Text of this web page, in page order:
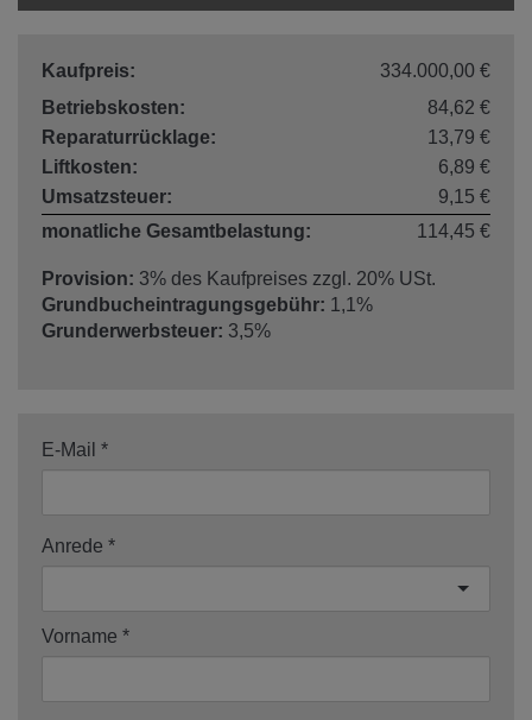
Kaufpreis:
334.000,00 €
Betriebskosten:
84,62 €
Reparaturrücklage:
13,79 €
Liftkosten:
6,89 €
Umsatzsteuer:
9,15 €
monatliche Gesamtbelastung:
114,45 €
Provision: 3% des Kaufpreises zzgl. 20% USt.
Grundbucheintragungsgebühr: 1,1%
Grunderwerbsteuer: 3,5%
E-Mail
Anrede
Vorname